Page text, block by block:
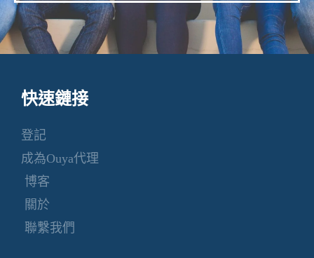
快速鏈接
登記
成為Ouya代理
博客
關於
聯繫我們